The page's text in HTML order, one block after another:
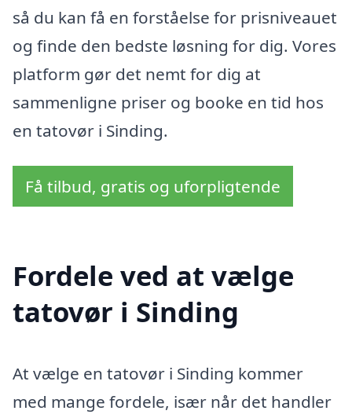
så du kan få en forståelse for prisniveauet
og finde den bedste løsning for dig. Vores
platform gør det nemt for dig at
sammenligne priser og booke en tid hos
en tatovør i Sinding.
Få tilbud, gratis og uforpligtende
Fordele ved at vælge
tatovør i Sinding
At vælge en tatovør i Sinding kommer
med mange fordele, især når det handler